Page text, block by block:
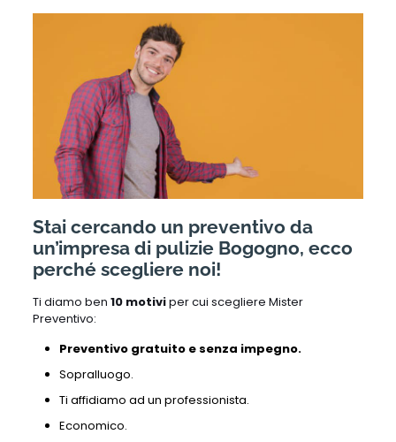
Stai cercando un preventivo da
un’impresa di pulizie Bogogno, ecco
perché scegliere noi!
Ti diamo ben 10 motiviper cui scegliere Mister
Preventivo:
Preventivo gratuito e senza impegno.
Sopralluogo.
Ti affidiamo ad un professionista.
Economico.